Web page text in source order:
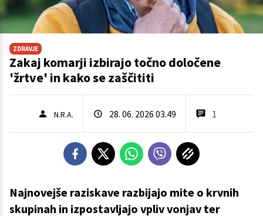
ZDRAVJE
Zakaj komarji izbirajo točno določene
'žrtve' in kako se zaščititi
N.R.A. 28. 06. 2026 03.49 1
Najnovejše raziskave razbijajo mite o krvnih
skupinah in izpostavljajo vpliv vonjav ter